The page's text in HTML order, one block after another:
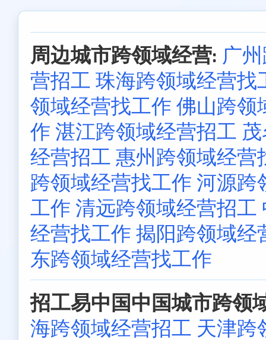
周边城市跨领域经营: 广
营招工 珠海跨领域经营找
领域经营找工作 佛山跨领
作 湛江跨领域经营招工
经营招工 惠州跨领域经营
跨领域经营找工作 河源跨
工作 清远跨领域经营招工
经营找工作 揭阳跨领域经
东跨领域经营找工作
招工易中国中国城市跨领
海跨领域经营招工 天津跨